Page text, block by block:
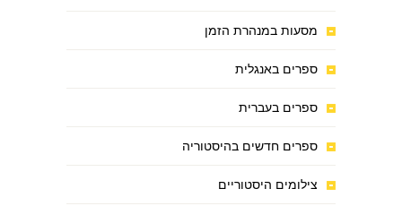
מסעות במנהרת הזמן
ספרים באנגלית
ספרים בעברית
ספרים חדשים בהיסטוריה
צילומים היסטוריים